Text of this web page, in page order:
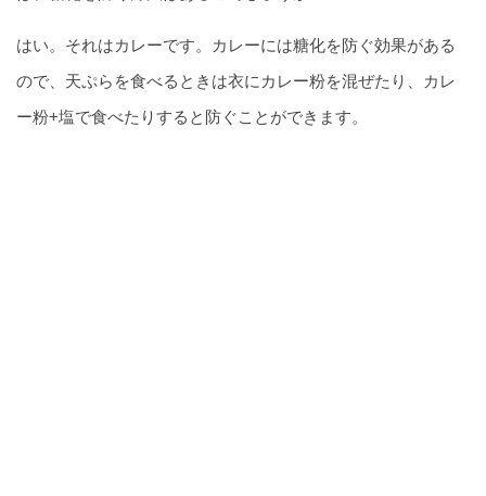
はい。それはカレーです。カレーには糖化を防ぐ効果がある
ので、天ぷらを食べるときは衣にカレー粉を混ぜたり、カレ
ー粉+塩で食べたりすると防ぐことができます。